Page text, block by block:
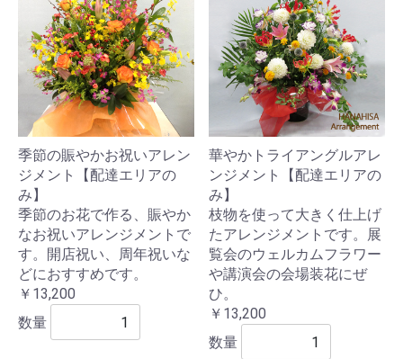
季節の賑やかお祝いアレン
ジメント【配達エリアの
み】
季節のお花で作る、賑やか
なお祝いアレンジメントで
す。開店祝い、周年祝いな
どにおすすめです。
￥13,200
数量
華やかトライアングルアレ
ンジメント【配達エリアの
み】
枝物を使って大きく仕上げ
たアレンジメントです。展
覧会のウェルカムフラワー
や講演会の会場装花にぜ
ひ。
￥13,200
数量